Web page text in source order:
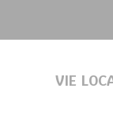
VIE